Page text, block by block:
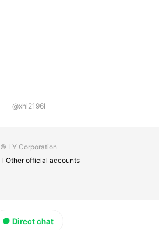
Direct chat
@xhl2196l
© LY Corporation
Other official accounts